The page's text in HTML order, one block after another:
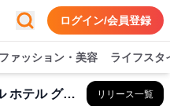
ログイン/会員登録
ファッション・美容 ライフスタ
マンダリン オリエンタル ホテル グループ リリース一覧